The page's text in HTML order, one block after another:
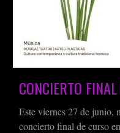
CONCIERTO
Este viernes 27 de junio,
concierto final de curso